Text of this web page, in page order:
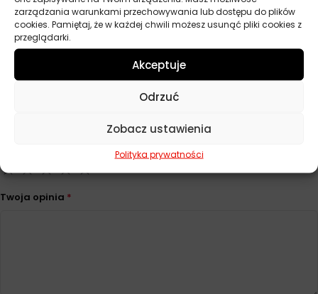
zarządzania warunkami przechowywania lub dostępu do plików
cookies. Pamiętaj, że w każdej chwili możesz usunąć pliki cookies z
przeglądarki.
Akceptuje
Odrzuć
Zobacz ustawienia
Polityka prywatności
Pojemność 600 g
Twoja opinia *